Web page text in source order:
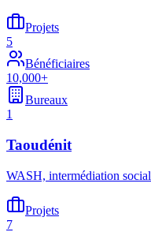
Projets
5
Bénéficiaires
10,000+
Bureaux
1
Taoudénit
WASH, intermédiation
Projets
7